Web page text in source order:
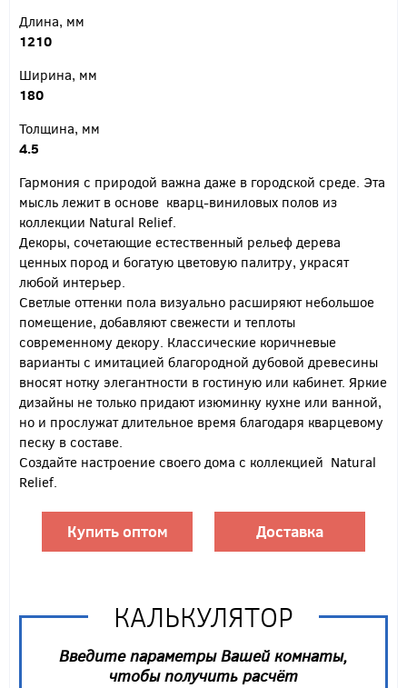
Длина, мм
1210
Ширина, мм
180
Толщина, мм
4.5
Гармония с природой важна даже в городской среде. Эта
мысль лежит в основе кварц-виниловых полов из
коллекции Natural Relief.
Декоры, сочетающие естественный рельеф дерева
ценных пород и богатую цветовую палитру, украсят
любой интерьер.
Светлые оттенки пола визуально расширяют небольшое
помещение, добавляют свежести и теплоты
современному декору. Классические коричневые
варианты с имитацией благородной дубовой древесины
вносят нотку элегантности в гостиную или кабинет. Яркие
дизайны не только придают изюминку кухне или ванной,
но и прослужат длительное время благодаря кварцевому
песку в составе.
Создайте настроение своего дома с коллекцией Natural
Relief.
Купить оптом Доставка
КАЛЬКУЛЯТОР
Введите параметры Вашей комнаты,
чтобы получить расчёт